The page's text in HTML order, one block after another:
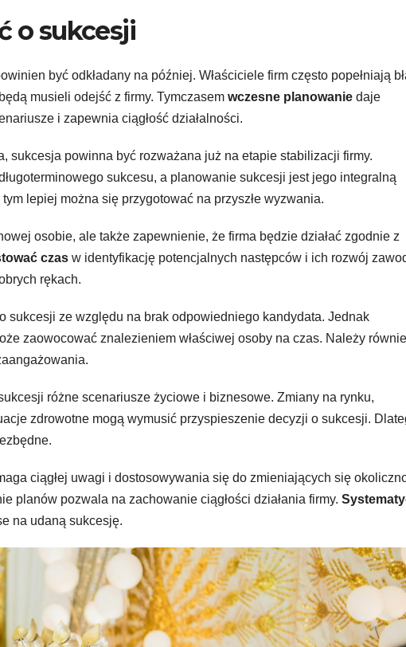
o sukcesji
być odkładany na później. Właściciele firm często popełniają
musieli odejść z firmy. Tymczasem wczesne planowanie daje
i zapewnia ciągłość działalności.
sukcesja powinna być rozważana już na etapie stabilizacji firmy.
sukcesu, a planowanie sukcesji jest jego integralną
lepiej można się przygotować na przyszłe wyzwania.
osobie, ale także zapewnienie, że firma będzie działać zgodnie z
czas w identyfikację potencjalnych następców i ich rozwój
rękach.
sukcesji ze względu na brak odpowiedniego kandydata. Jednak
zaowocować znalezieniem właściwej osoby na czas. Należy
różne scenariusze życiowe i biznesowe. Zmiany na rynku,
zdrowotne mogą wymusić przyspieszenie decyzji o sukcesji.
ciągłej uwagi i dostosowywania się do zmieniających się
planów pozwala na zachowanie ciągłości działania firmy.
na udaną sukcesję.